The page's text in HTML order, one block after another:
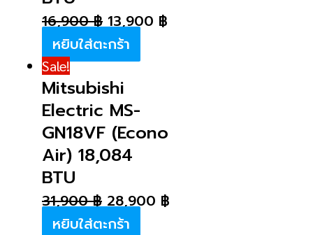
16,900฿ 13,900 ฿
หยิบใส่ตะกร้า
Sale!
Mitsubishi
Electric MS-
GN18VF (Econo
Air) 18,084
BTU
31,900฿ 28,900 ฿
หยิบใส่ตะกร้า